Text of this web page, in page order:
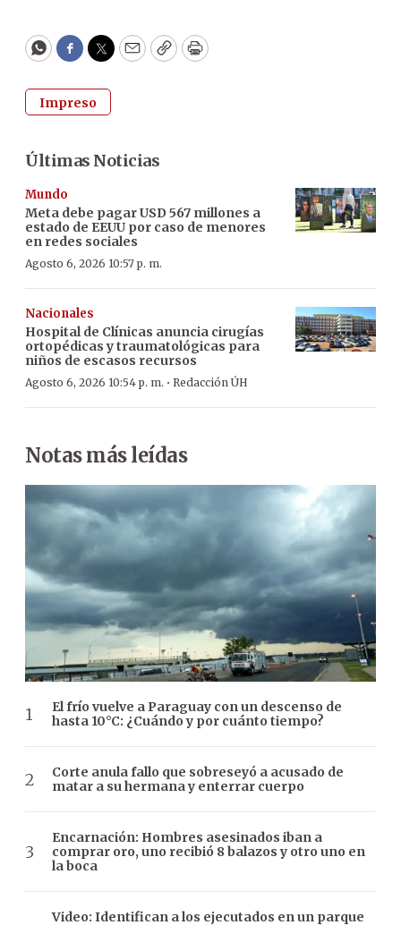
WhatsApp
Facebook
Twitter
EmailCopyPrint
Impreso
Últimas Noticias
Mundo
Meta debe pagar USD 567 millones a
estado de EEUU por caso de menores
en redes sociales
Agosto 6, 2026 10:57 p. m.
Nacionales
Hospital de Clínicas anuncia cirugías
ortopédicas y traumatológicas para
niños de escasos recursos
Agosto 6, 2026 10:54 p. m. · Redacción ÚH
Notas más leídas
El frío vuelve a Paraguay con un descenso de
hasta 10°C: ¿Cuándo y por cuánto tiempo?
Corte anula fallo que sobreseyó a acusado de
matar a su hermana y enterrar cuerpo
Encarnación: Hombres asesinados iban a
comprar oro, uno recibió 8 balazos y otro uno en
la boca
Video: Identifican a los ejecutados en un parque